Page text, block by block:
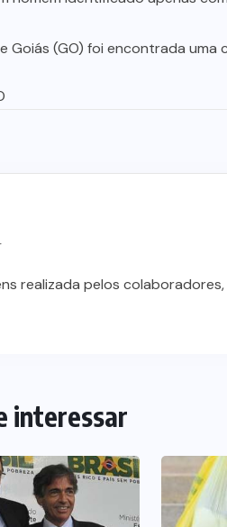
(GO) foi encontrada uma
realizada pelos
interessar